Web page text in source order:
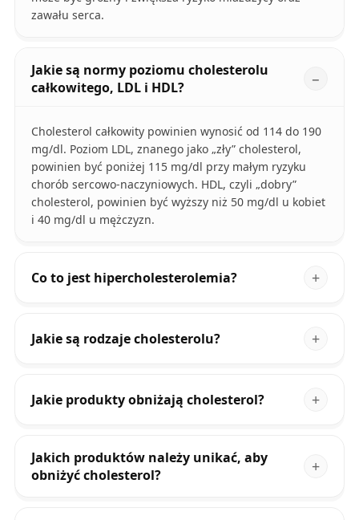
zawału serca.
Jakie są normy poziomu cholesterolu
całkowitego, LDL i HDL?
Cholesterol całkowity powinien wynosić od 114 do 190
mg/dl. Poziom LDL, znanego jako „zły” cholesterol,
powinien być poniżej 115 mg/dl przy małym ryzyku
chorób sercowo-naczyniowych. HDL, czyli „dobry”
cholesterol, powinien być wyższy niż 50 mg/dl u kobiet
i 40 mg/dl u mężczyzn.
Co to jest hipercholesterolemia?
Jakie są rodzaje cholesterolu?
Jakie produkty obniżają cholesterol?
Jakich produktów należy unikać, aby
obniżyć cholesterol?